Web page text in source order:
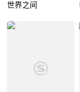
世界之间